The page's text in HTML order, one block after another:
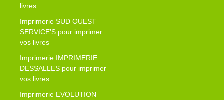
livres
Imprimerie SUD OUEST
SERVICE’S pour imprimer
vos livres
Imprimerie IMPRIMERIE
DESSALLES pour imprimer
vos livres
Imprimerie EVOLUTION